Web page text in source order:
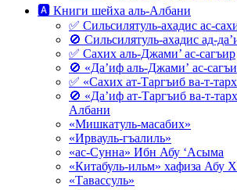
🅰 Книги шейха аль-Албани
✅ Сильсилятуль-ахадис ас-
🚫 Сильсилятуль-ахадис ад-
✅ Сахих аль-Джами’ ас-сагъир
🚫 «Да’иф аль-Джами’ ас-
✅ «Сахих ат-Таргъиб ва-т-
🚫 «Да’иф ат-Таргъиб ва-т-
Албани
«Мишкатуль-масабих»
«Ирвауль-гъалиль»
«ас-Сунна» Ибн Абу ‘Асыма
«Китабуль-ильм» хафиза Абу
«Тавассуль»